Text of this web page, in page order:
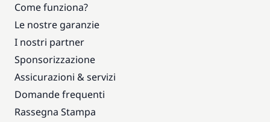
Come funziona?
Le nostre garanzie
I nostri partner
Sponsorizzazione
Assicurazioni & servizi
Domande frequenti
Rassegna Stampa